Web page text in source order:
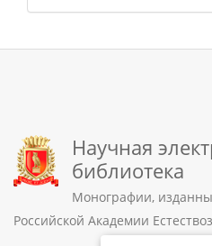
Научная
библиотека
Монографии,
Российской Академии